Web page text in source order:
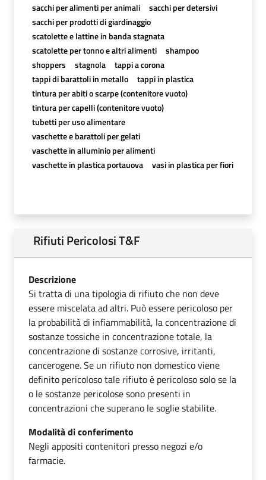
sacchi per alimenti per animali
sacchi per detersivi
sacchi per prodotti di giardinaggio
scatolette e lattine in banda stagnata
scatolette per tonno e altri alimenti
shampoo
shoppers
stagnola
tappi a corona
tappi di barattoli in metallo
tappi in plastica
tintura per abiti o scarpe (contenitore vuoto)
tintura per capelli (contenitore vuoto)
tubetti per uso alimentare
vaschette e barattoli per gelati
vaschette in alluminio per alimenti
vaschette in plastica portauova
vasi in plastica per fiori
Rifiuti Pericolosi T&F
Descrizione
Si tratta di una tipologia di rifiuto che non deve
essere miscelata ad altri. Può essere pericoloso per
la probabilità di infiammabilità, la concentrazione di
sostanze tossiche in concentrazione totale, la
concentrazione di sostanze corrosive, irritanti,
cancerogene. Se un rifiuto non domestico viene
definito pericoloso tale rifiuto è pericoloso solo se la
o le sostanze pericolose sono presenti in
concentrazioni che superano le soglie stabilite.
Modalità di conferimento
Negli appositi contenitori presso negozi e/o
farmacie.